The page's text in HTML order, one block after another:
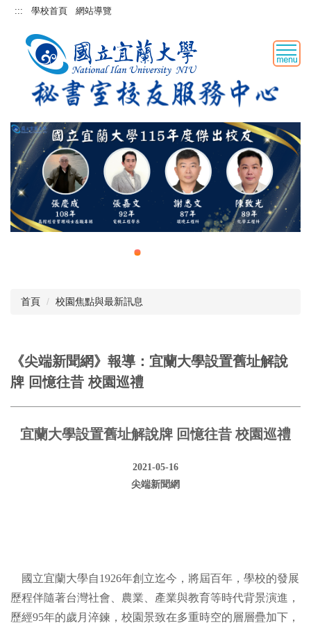
跳::: 學校首頁 網站導覽
首頁 校園焦點與最新訊息
《尖端新聞網》報導：宜蘭大學設置舊址解說
牌 回憶往昔 校園巡禮
宜蘭大學設置舊址解說牌 回憶往昔 校園巡禮
2021-05-16
尖端新聞網
國立宜蘭大學自1926年創立迄今，將屆百年，學校的發展
歷程伴隨著台灣社會、農業、產業與教育等時代背景演進，
歷經95年的歲月淬鍊，校園景致在多重時空的層層疊加下，